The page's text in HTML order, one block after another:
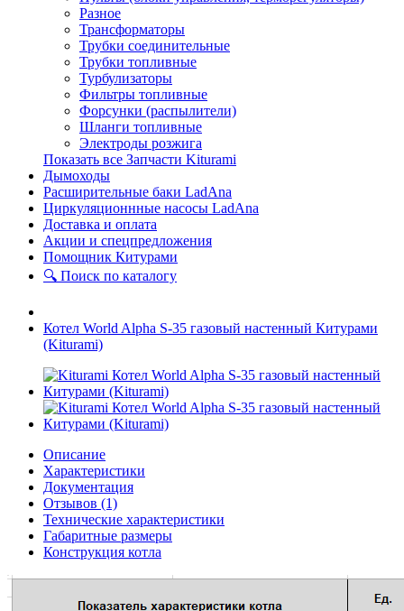
Разное
Трансформаторы
Трубки соединительные
Трубки топливные
Турбулизаторы
Фильтры топливные
Форсунки (распылители)
Шланги топливные
Электроды розжига
Показать все Запчасти Kiturami
Дымоходы
Расширительные баки LadAna
Циркуляционнные насосы LadAna
Доставка и оплата
Акции и спецпредложения
Помощник Китурами
🔍 Поиск по каталогу
Котел World Alpha S-35 газовый настенный Китурами
(Kiturami)
Описание
Характеристики
Документация
Отзывов (1)
Технические характеристики
Габаритные размеры
Конструкция котла